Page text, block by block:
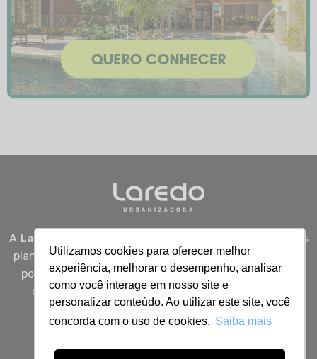
Utilizamos cookies para oferecer melhor
experiência, melhorar o desempenho, analisar
como você interage em nosso site e
personalizar conteúdo. Ao utilizar este site, você
concorda com o uso de cookies. Saiba mais
A Laredo Urbanizadora
desenvolve empreendimentos
planejados em Sergipe, unindo qualidade, segurança e
potencial real de valorização para quem busca viver
melhor, investir bem e construir patrimônio com
inteligência.